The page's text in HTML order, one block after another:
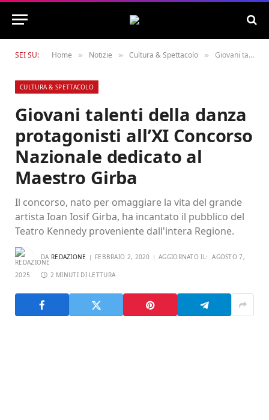
SEI SU: Home » Notizie » Cultura & Spettacolo » Giovani talenti della danza protagonisti all’XI Concorso Nazionale dedicato al Maestro Girba
CULTURA & SPETTACOLO
Giovani talenti della danza
protagonisti all’XI Concorso
Nazionale dedicato al
Maestro Girba
Il concorso, nato per omaggiare la vita del grande
artista Ioan Iosif Girba, ha incantato il pubblico del
Teatro Kennedy proveniente dall'intera Regione.
DA REDAZIONE FEBBRAIO 2, 2020 AGGIORNATO IL: AGOSTO 7,
2025 2 MINUTI DI LETTURA